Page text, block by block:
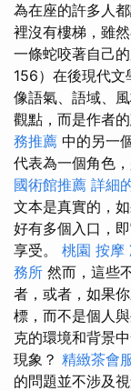
為在座的許多人
裡沒有樓梯，雖
一條蛇咬著自己
156）在後現代
像語氣、語域、
觀點，而是作者的
務推薦 中的另一
代表為一個角色
國術館推薦 詳細
文本是真實的，
好有多個入口，
享受。 桃園 按摩
務所 然而，這些
者，或者，如果
標，而不是個人
克的環境和背景
現象？ 精緻茶會
的問題並不涉及